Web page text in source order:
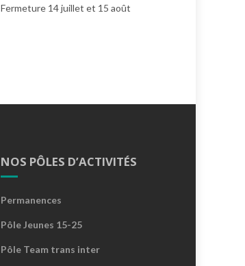
Fermeture 14 juillet et 15 août
NOS PÔLES D’ACTIVITÉS
Permanences
Pôle Jeunes 15-25
Pôle Team trans inter